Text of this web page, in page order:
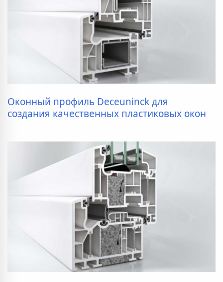
Оконный профиль Deceuninck для
создания качественных пластиковых окон